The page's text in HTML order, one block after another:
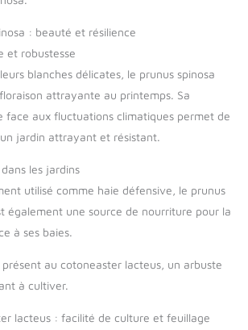
: beauté et résilience
et robustesse
blanches délicates, le prunus spinosa
attrayante au printemps. Sa
face aux fluctuations climatiques permet de
jardin attrayant et résistant.
les jardins
utilisé comme haie défensive, le prunus
également une source de nourriture pour la
à ses baies.
présent au cotoneaster lacteus, un arbuste
à cultiver.
lacteus : facilité de culture et feuillage